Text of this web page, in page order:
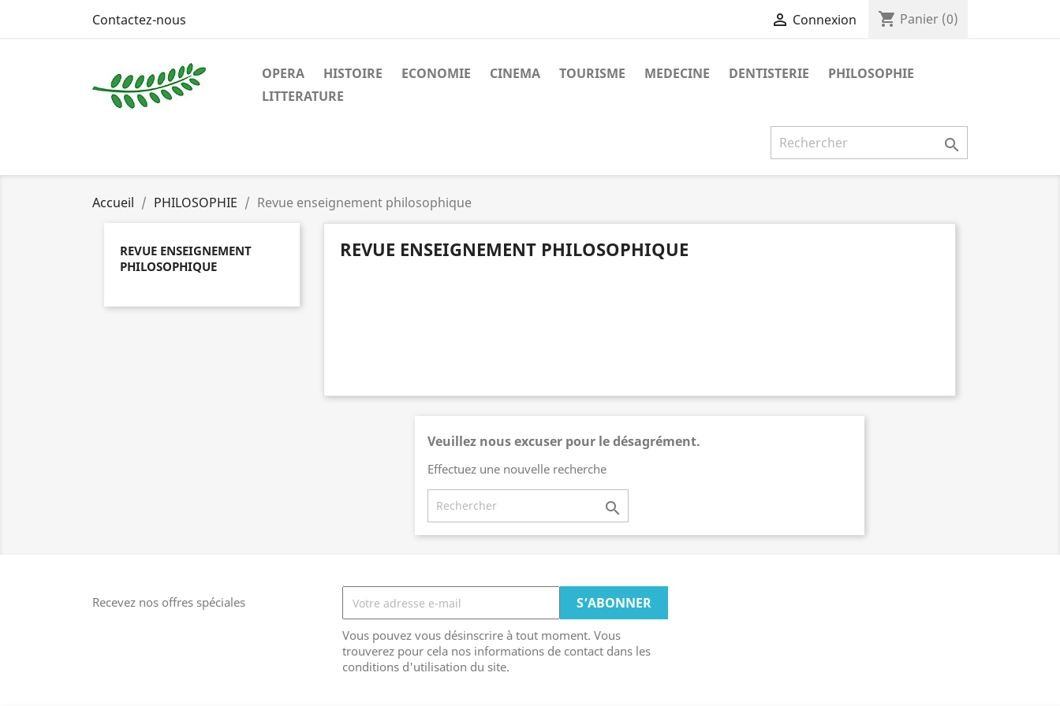
Contactez-nous  Connexion shopping_cart Panier (0)
OPERA HISTOIRE ECONOMIE CINEMA TOURISME MEDECINE DENTISTERIE
PHILOSOPHIE
LITTERATURE

Accueil PHILOSOPHIE Revue enseignement philosophique
REVUE ENSEIGNEMENT
PHILOSOPHIQUE
REVUE ENSEIGNEMENT PHILOSOPHIQUE
Veuillez nous excuser pour le désagrément.
Effectuez une nouvelle recherche

Recevez nos offres spéciales
Vous pouvez vous désinscrire à tout moment. Vous
trouverez pour cela nos informations de contact dans les
conditions d'utilisation du site.